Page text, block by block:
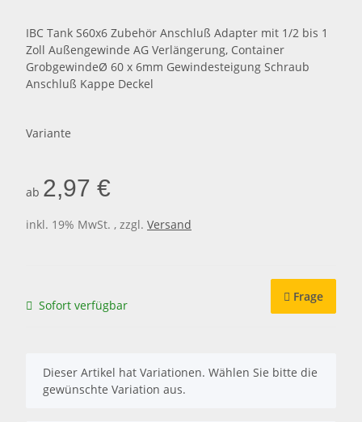
IBC Tank S60x6 Zubehör Anschluß Adapter mit 1/2 bis 1
Zoll Außengewinde AG Verlängerung, Container
GrobgewindeØ 60 x 6mm Gewindesteigung Schraub
Anschluß Kappe Deckel
Variante
ab 2,97 €
inkl. 19% MwSt. , zzgl. Versand
Sofort verfügbar
Frage
x
Dieser Artikel hat Variationen. Wählen Sie bitte die
gewünschte Variation aus.